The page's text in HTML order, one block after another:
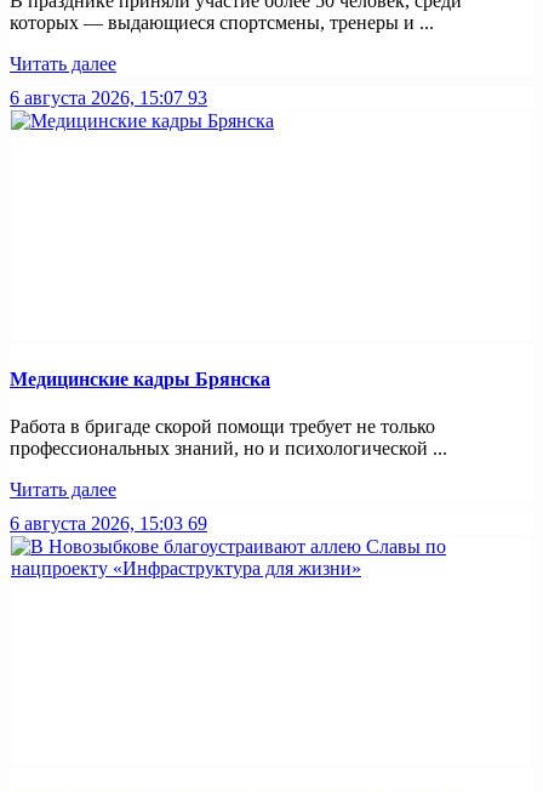
которых — выдающиеся спортсмены, тренеры и ...
Читать далее
6 августа 2026, 15:07 93
Медицинские кадры Брянска
Работа в бригаде скорой помощи требует не только
профессиональных знаний, но и психологической ...
Читать далее
6 августа 2026, 15:03 69